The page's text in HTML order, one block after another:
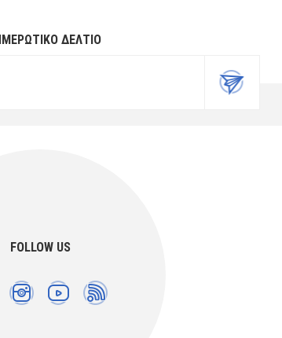
ΔΕΛΤΊΟ
FOLLOW US